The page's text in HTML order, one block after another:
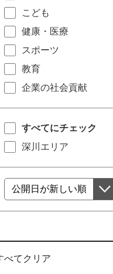
こども
健康・医療
スポーツ
教育
企業の社会貢献
すべてにチェック
深川エリア